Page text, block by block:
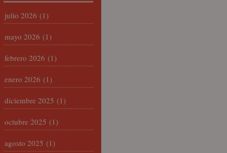
julio 2026 (1)
mayo 2026 (1)
febrero 2026 (1)
enero 2026 (1)
diciembre 2025 (1)
octubre 2025 (1)
agosto 2025 (1)